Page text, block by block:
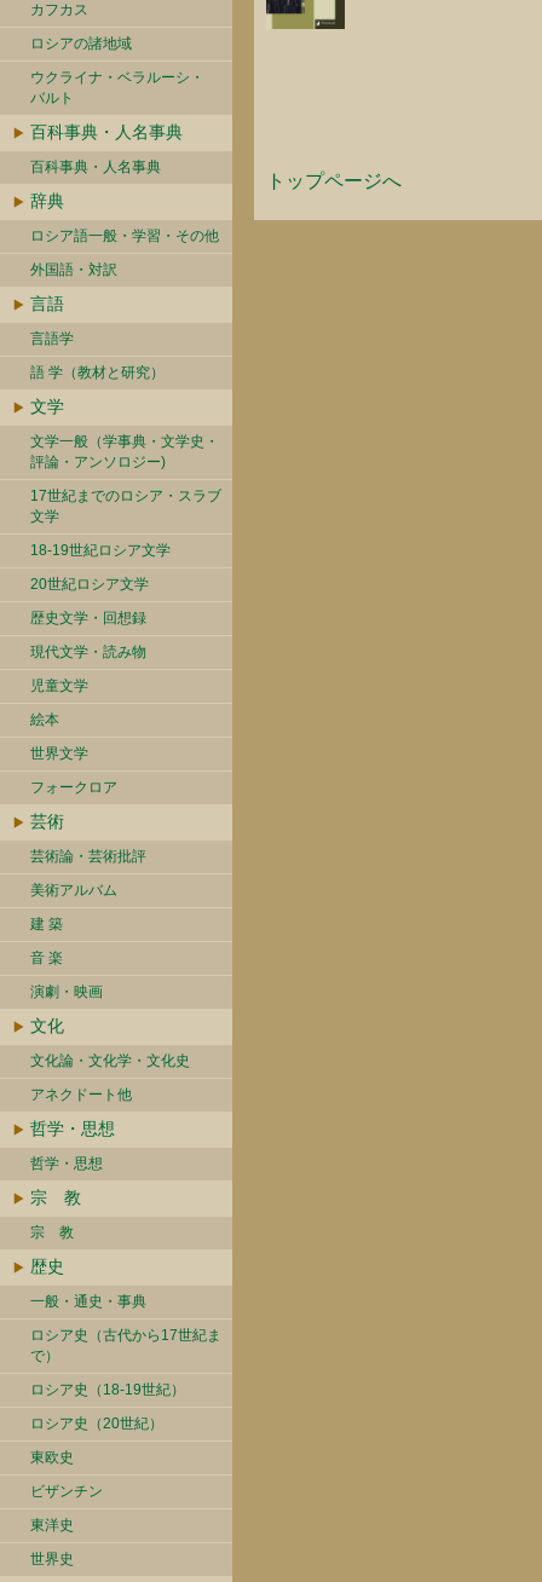
カフカス
ロシアの諸地域
ウクライナ・ベラルーシ・
バルト
百科事典・人名事典
百科事典・人名事典
辞典
ロシア語一般・学習・その他
外国語・対訳
言語
言語学
語 学（教材と研究）
文学
文学一般（学事典・文学史・
評論・アンソロジー)
17世紀までのロシア・スラブ
文学
18-19世紀ロシア文学
20世紀ロシア文学
歴史文学・回想録
現代文学・読み物
児童文学
絵本
世界文学
フォークロア
芸術
芸術論・芸術批評
美術アルバム
建 築
音 楽
演劇・映画
文化
文化論・文化学・文化史
アネクドート他
哲学・思想
哲学・思想
宗 教
宗 教
歴史
一般・通史・事典
ロシア史（古代から17世紀ま
で）
ロシア史（18-19世紀）
ロシア史（20世紀）
東欧史
ビザンチン
東洋史
世界史
トップページへ